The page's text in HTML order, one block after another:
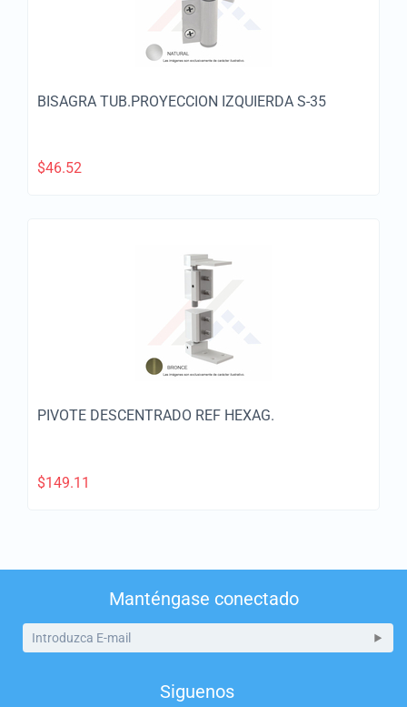
BISAGRA TUB.PROYECCION IZQUIERDA S-35
$46.52
PIVOTE DESCENTRADO REF HEXAG.
$149.11
Manténgase conectado
Siguenos